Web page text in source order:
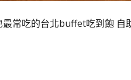
最常吃的台北buffet吃到飽